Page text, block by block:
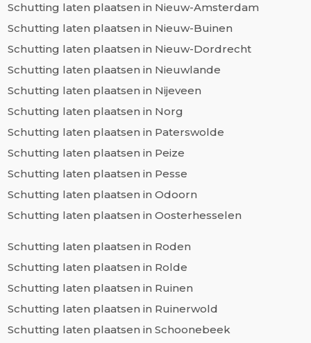
Schutting laten plaatsen in Nieuw-Amsterdam
Schutting laten plaatsen in Nieuw-Buinen
Schutting laten plaatsen in Nieuw-Dordrecht
Schutting laten plaatsen in Nieuwlande
Schutting laten plaatsen in Nijeveen
Schutting laten plaatsen in Norg
Schutting laten plaatsen in Paterswolde
Schutting laten plaatsen in Peize
Schutting laten plaatsen in Pesse
Schutting laten plaatsen in Odoorn
Schutting laten plaatsen in Oosterhesselen
Schutting laten plaatsen in Roden
Schutting laten plaatsen in Rolde
Schutting laten plaatsen in Ruinen
Schutting laten plaatsen in Ruinerwold
Schutting laten plaatsen in Schoonebeek